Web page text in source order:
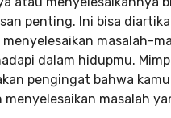
penting. Ini bisa
masalah-
dalam hidupmu.
pengingat bahwa
menyelesaikan masalah